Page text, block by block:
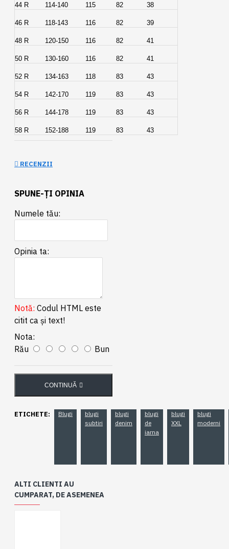
44 R 114-140 115 82 38
46 R 118-143 116 82 39
48 R 120-150 116 82 41
50 R 130-160 116 82 41
52 R 134-163 118 83 43
54 R 142-170 119 83 43
56 R 144-178 119 83 43
58 R 152-188 119 83 43
RECENZII
SPUNE-ŢI OPINIA
Numele tău:
Opinia ta:
Notă: Codul HTML este
citit ca şi text!
Nota:
Rău
Bun
CONTINUĂ
ETICHETE: Blugi
blugi
subtiri
blugi
denim
blugi
de
iarna
blugi
XXL
blugi
moderni
ALTI CLIENTI AU
CUMPARAT, DE ASEMENEA